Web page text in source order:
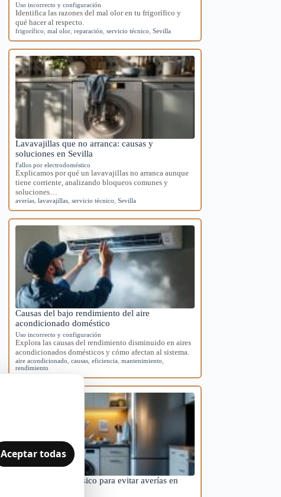
Uso incorrecto y configuración
Identifica las razones del mal olor en tu frigorífico y
qué hacer al respecto.
frigorífico ,mal olor ,reparación ,servicio técnico ,Sevilla
Lavavajillas que no arranca: causas y
soluciones en Sevilla
Fallos por electrodoméstico
Explicamos por qué un lavavajillas no arranca aunque
tiene corriente, analizando bloqueos comunes y
soluciones…
averías ,lavavajillas ,servicio técnico ,Sevilla
Causas del bajo rendimiento del aire
acondicionado doméstico
Uso incorrecto y configuración
Explora las causas del rendimiento disminuido en aires
acondicionados domésticos y cómo afectan al sistema.
aire acondicionado ,causas ,eficiencia ,mantenimiento
rendimiento
Mantenimiento básico para evitar averías en
Aceptar todas